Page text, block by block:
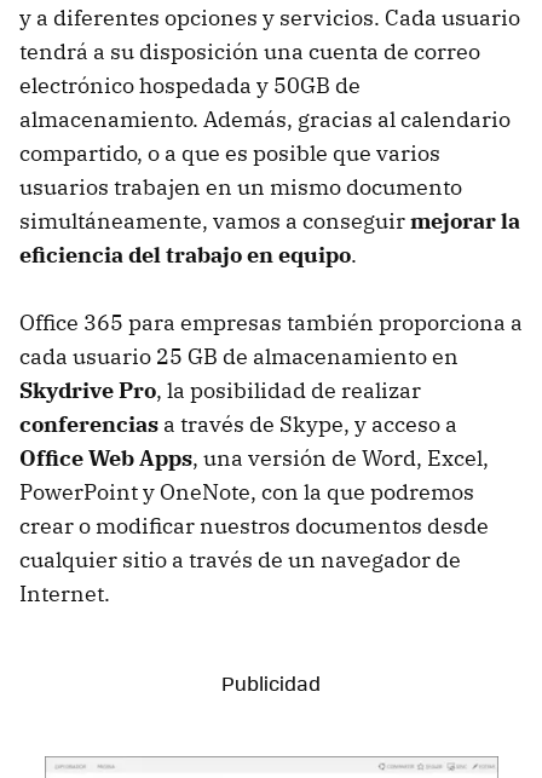
y a diferentes opciones y servicios. Cada usuario
tendrá a su disposición una cuenta de correo
electrónico hospedada y 50GB de
almacenamiento. Además, gracias al calendario
compartido, o a que es posible que varios
usuarios trabajen en un mismo documento
simultáneamente, vamos a conseguirmejorar la
eficiencia del trabajo en equipo.
Office 365 para empresas también proporciona a
cada usuario 25 GB de almacenamiento en
Skydrive Pro, la posibilidad de realizar
conferencias a través de Skype, y acceso a
Office Web Apps, una versión de Word, Excel,
PowerPoint y OneNote, con la que podremos
crear o modificar nuestros documentos desde
cualquier sitio a través de un navegador de
Internet.